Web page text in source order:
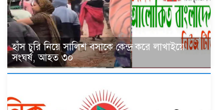
হাঁস চুরি নিয়ে সালিশ বসাকে কেন্দ্র করে লাখাইয়ে
সংঘর্ষ, আহত ৩০